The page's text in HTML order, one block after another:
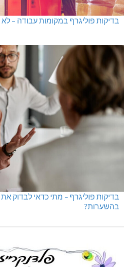
בדיקות פוליגרף במקומות עבודה –
בדיקות פוליגרף – מתי כדאי לבדוק
בהשערות?